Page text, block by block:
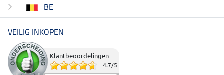
BE
VEILIG INKOPEN
Klantbeoordelingen
4.7/5